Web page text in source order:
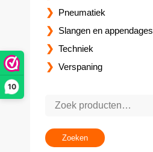
10
Pneumatiek
Slangen en appendages
Techniek
Verspaning
Zoeken